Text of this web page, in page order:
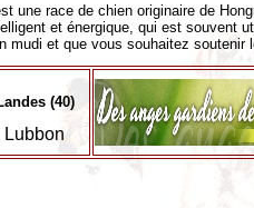
une race de chien originaire de
et énergique, qui est souvent
mudi et que vous souhaitez soutenir
(40)
Lubbon